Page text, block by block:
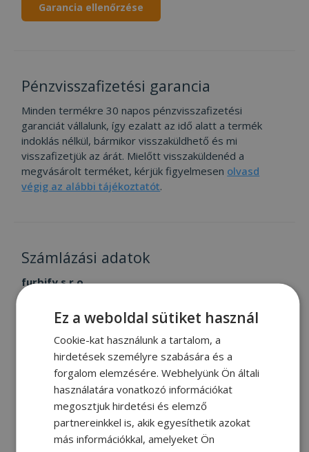
Garancia ellenőrzése
Pénzvisszafizetési garancia
Minden termékre 30 napos pénzvisszafizetési
garanciát vállalunk, így ezalatt az idő alatt a termék
indoklás nélkül, bármikor visszaküldhető és mi
visszafizetjük az árát. Mielőtt visszaküldenéd a
megvásárolt terméket, kérjük figyelmesen olvasd
végig az alábbi tájékoztatót.
Számlázási adatok
furbify s.r.o.
Szlovákia
Cégjegyzékszám: 44827385
Adószám: 2022851589
EU nemzetközi adószám: SK2022851589
Bankszámlaszám: 12028209-02010543-00100002
IBAN: HU89 1202 8209 0201 0543 0010 0002
(Raiffeisen Bank)
Ez a weboldal sütiket használ
Cookie-kat használunk a tartalom, a
hirdetések személyre szabására és a
forgalom elemzésére. Webhelyünk Ön általi
használatára vonatkozó információkat
megosztjuk hirdetési és elemző
partnereinkkel is, akik egyesíthetik azokat
más információkkal, amelyeket Ön